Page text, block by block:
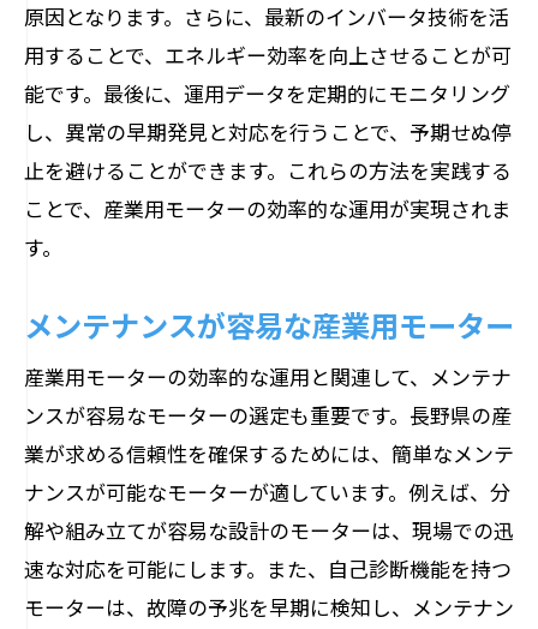
原因となります。さらに、最新のインバータ技術を活
用することで、エネルギー効率を向上させることが可
能です。最後に、運用データを定期的にモニタリング
し、異常の早期発見と対応を行うことで、予期せぬ停
止を避けることができます。これらの方法を実践する
ことで、産業用モーターの効率的な運用が実現されま
す。
メンテナンスが容易な産業用モーター
産業用モーターの効率的な運用と関連して、メンテナ
ンスが容易なモーターの選定も重要です。長野県の産
業が求める信頼性を確保するためには、簡単なメンテ
ナンスが可能なモーターが適しています。例えば、分
解や組み立てが容易な設計のモーターは、現場での迅
速な対応を可能にします。また、自己診断機能を持つ
モーターは、故障の予兆を早期に検知し、メンテナン